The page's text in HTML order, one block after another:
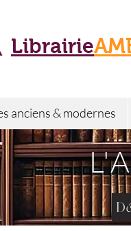
Librairie
anciens & modernes